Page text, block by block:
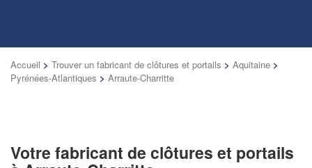
Accueil > Trouver un fabricant de clôtures et portails > Aquitaine >
Pyrénées-Atlantiques > Arraute-Charritte
Votre fabricant de clôtures et portails